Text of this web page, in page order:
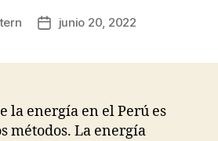
Fechajunio 20, 2022
la energía en el Perú es
métodos. La energía